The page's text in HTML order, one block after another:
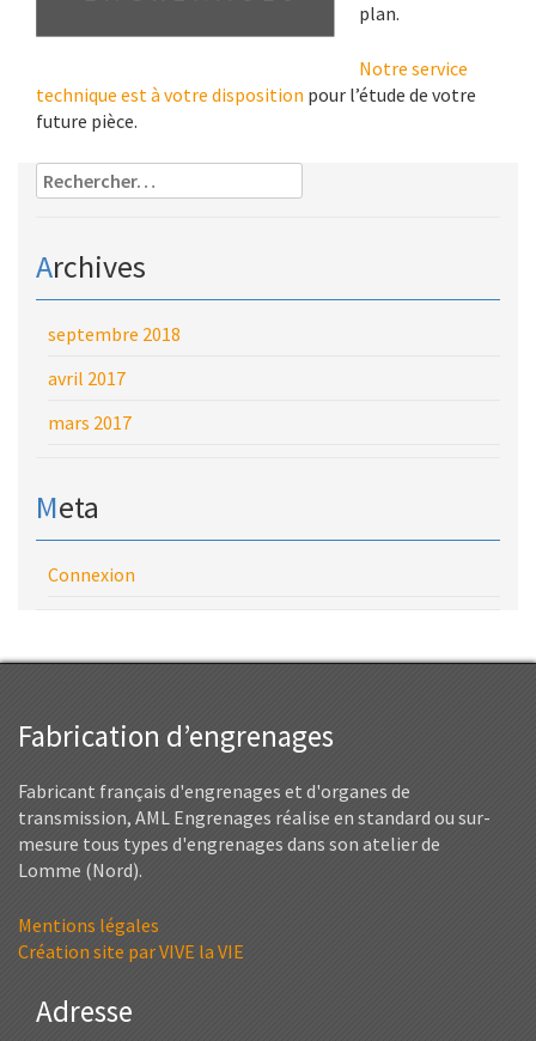
plan.
Notre service
technique est à votre disposition pour l’étude de votre
future pièce.
Rechercher :
Archives
septembre 2018
avril 2017
mars 2017
Meta
Connexion
Fabrication d’engrenages
Fabricant français d'engrenages et d'organes de
transmission, AML Engrenages réalise en standard ou sur-
mesure tous types d'engrenages dans son atelier de
Lomme (Nord).
Mentions légales
Création site par VIVE la VIE
Adresse